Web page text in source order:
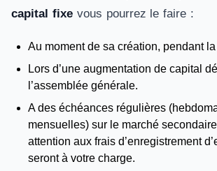
capital fixevous pourrez le faire :
Au moment de sa création, pendant
Lors d’une augmentation de capital
l’assemblée générale.
A des échéances régulières
mensuelles) sur le marché
attention aux frais d’enregistrement
seront à votre charge.